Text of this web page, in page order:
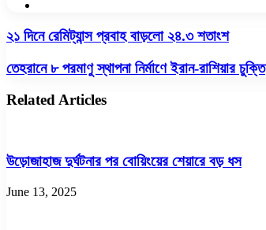
২১
রেমিট্যান্স
প্রবাহ
২৪.৩
২১ দিনে রেমিট্যান্স প্রবাহ বাড়লো ২৪.৩ শতাংশ
তেহরানে
পরমাণু
স্থাপনা
রাশিয়ার
চুক্তি
তেহরানে ৮ পরমাণু স্থাপনা নির্মাণে ইরান-রাশিয়ার চুক্তি
Related Articles
উড়োজাহাজ দুর্ঘটনার পর বোয়িংয়ের শেয়ারে বড় ধস
June 13, 2025